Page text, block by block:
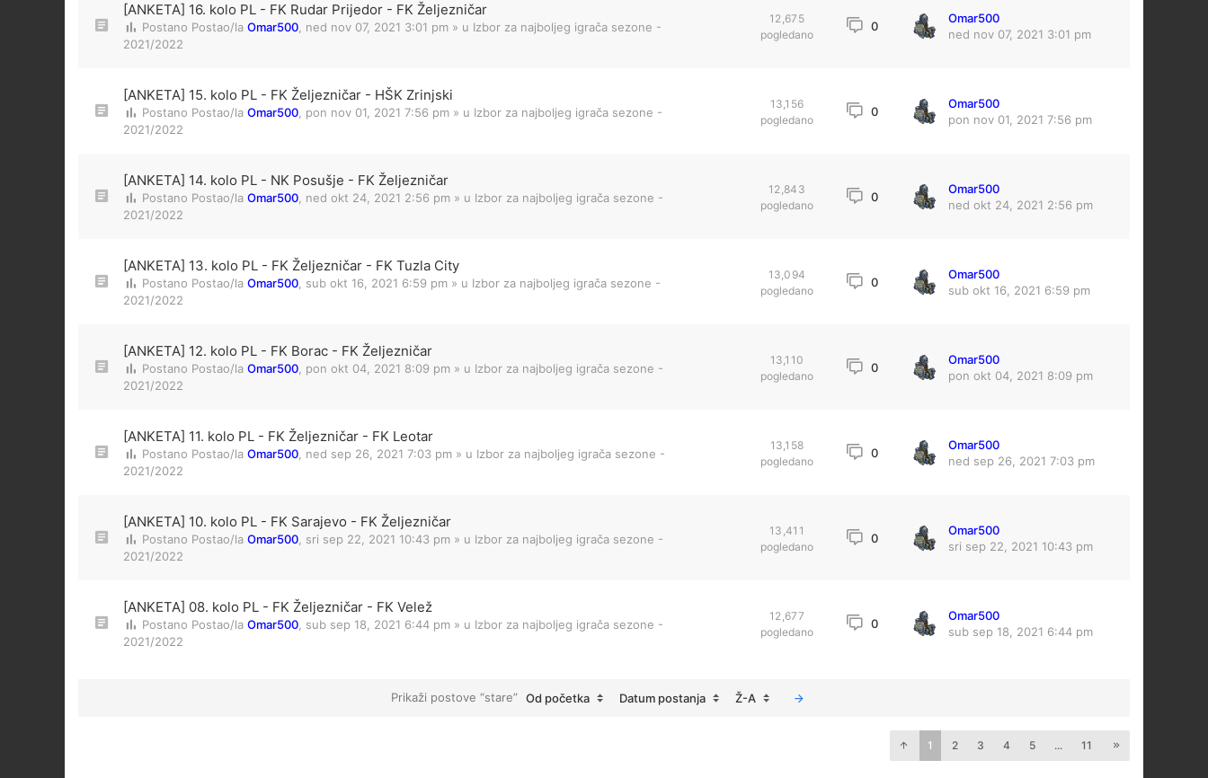
[ANKETA] 16. kolo PL - FK Rudar Prijedor - FK Željezničar
Postano Postao/la Omar500 ned nov 07, 2021 3:01 pm » u Izbor za najboljeg igrača sezone -
2021/2022
12,675
pogledano
0
Omar500
ned nov 07, 2021 3:01 pm
[ANKETA] 15. kolo PL - FK Željezničar - HŠK Zrinjski
Postano Postao/la Omar500 pon nov 01, 2021 7:56 pm » u Izbor za najboljeg igrača sezone -
2021/2022
13,156
pogledano
0
Omar500
pon nov 01, 2021 7:56 pm
[ANKETA] 14. kolo PL - NK Posušje - FK Željezničar
Postano Postao/la Omar500 ned okt 24, 2021 2:56 pm » u Izbor za najboljeg igrača sezone -
2021/2022
12,843
pogledano
0
Omar500
ned okt 24, 2021 2:56 pm
[ANKETA] 13. kolo PL - FK Željezničar - FK Tuzla City
Postano Postao/la Omar500 sub okt 16, 2021 6:59 pm » u Izbor za najboljeg igrača sezone -
2021/2022
13,094
pogledano
0
Omar500
sub okt 16, 2021 6:59 pm
[ANKETA] 12. kolo PL - FK Borac - FK Željezničar
Postano Postao/la Omar500 pon okt 04, 2021 8:09 pm » u Izbor za najboljeg igrača sezone -
2021/2022
13,110
pogledano
0
Omar500
pon okt 04, 2021 8:09 pm
[ANKETA] 11. kolo PL - FK Željezničar - FK Leotar
Postano Postao/la Omar500 ned sep 26, 2021 7:03 pm » u Izbor za najboljeg igrača sezone -
2021/2022
13,158
pogledano
0
Omar500
ned sep 26, 2021 7:03 pm
[ANKETA] 10. kolo PL - FK Sarajevo - FK Željezničar
Postano Postao/la Omar500 sri sep 22, 2021 10:43 pm » u Izbor za najboljeg igrača sezone -
2021/2022
13,411
pogledano
0
Omar500
sri sep 22, 2021 10:43 pm
[ANKETA] 08. kolo PL - FK Željezničar - FK Velež
Postano Postao/la Omar500 sub sep 18, 2021 6:44 pm » u Izbor za najboljeg igrača sezone -
2021/2022
12,677
pogledano
0
Omar500
sub sep 18, 2021 6:44 pm
Prikaži postove “stare” Od početka Datum postanja Ž-A
1 2 3 4 5 ... 11